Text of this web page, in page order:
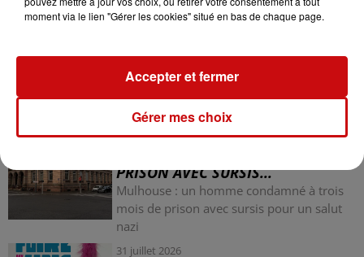
LES AUTRES ACTUALITÉS
31 juillet 2026
MULHOUSE : UN HOMME
PRISON AVEC SURSIS...
Mulhouse : un homme condamné à trois
mois de prison avec sursis pour un salut
nazi
31 juillet 2026
moment via le lien "Gérer les cookies" situé en bas de chaque page.
Gérer mes choix
Accepter et fermer